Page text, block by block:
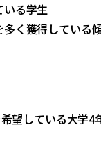
る学生
く獲得している
望している大学4